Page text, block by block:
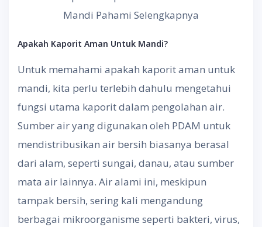
Mandi Pahami Selengkapnya
Apakah Kaporit Aman Untuk Mandi?
Untuk memahami apakah kaporit aman untuk
mandi, kita perlu terlebih dahulu mengetahui
fungsi utama kaporit dalam pengolahan air.
Sumber air yang digunakan oleh PDAM untuk
mendistribusikan air bersih biasanya berasal
dari alam, seperti sungai, danau, atau sumber
mata air lainnya. Air alami ini, meskipun
tampak bersih, sering kali mengandung
berbagai mikroorganisme seperti bakteri, virus,